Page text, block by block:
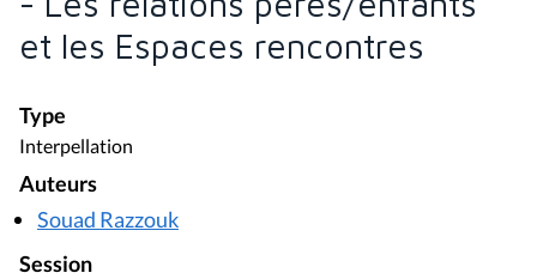
et les Espaces rencontres
Type
Interpellation
Auteurs
Souad Razzouk
Session